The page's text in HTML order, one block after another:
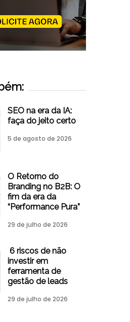
SEO na era da IA:
faça do jeito certo
5 de agosto de 2026
O Retorno do
Branding no B2B: O
fim da era da
“Performance Pura”
29 de julho de 2026
6 riscos de não
investir em
ferramenta de
gestão de leads
29 de julho de 2026